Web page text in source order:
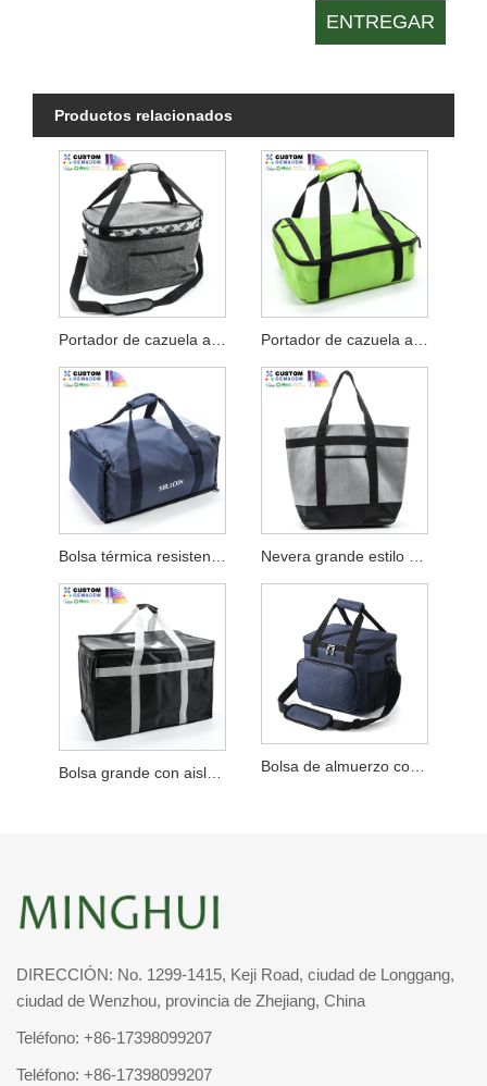
Productos relacionados
Bolsa grande con aislamiento para entrega de alimentos
DIRECCIÓN: No. 1299-1415, Keji Road, ciudad de Longgang,
ciudad de Wenzhou, provincia de Zhejiang, China
Teléfono: +86-17398099207
Teléfono: +86-17398099207